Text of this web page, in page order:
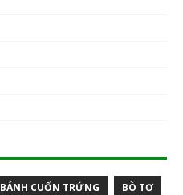
BÁNH CUỐN TRỨNG BÒ TƠ